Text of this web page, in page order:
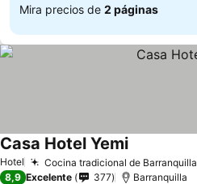
Mira precios de 2 páginas
Hotel Cocina tradicional de Barranquilla
Casa Hotel YemiVer precios
8,9 Excelente 377 Barranquilla